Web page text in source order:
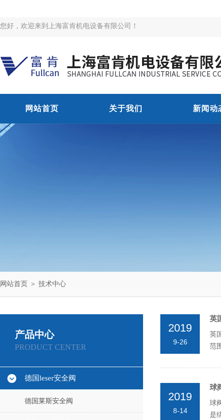
您好，欢迎来到上海富肯机电设备有限公司！
网站首页 关于我们 新闻动
网站首页 ＞ 技术中心
产品中心
PRODUCT CENTER
德国leser安全阀
德国莱斯安全阀
2019
9-26
英
英
范
2019
8-14
球
球
是